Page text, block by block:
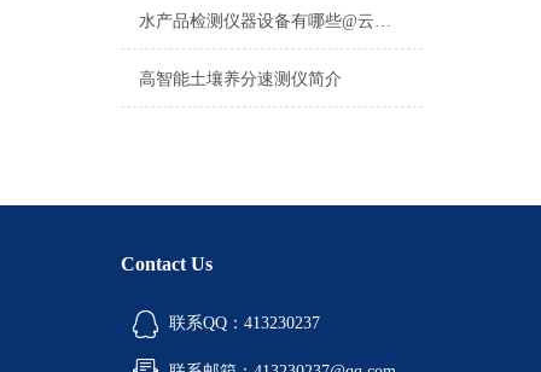
水产品检测仪器设备有哪些@云唐2024新品牌推荐水产品检测仪器设备
高智能土壤养分速测仪简介
Contact Us
联系QQ：413230237